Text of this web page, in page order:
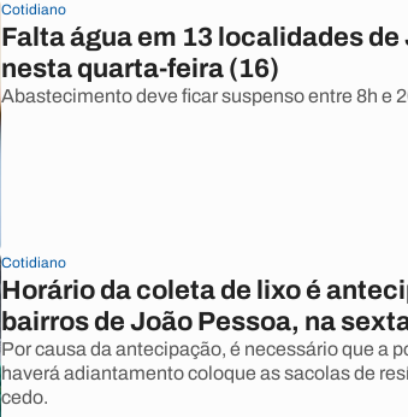
Cotidiano
Falta água em 13 localidades
nesta quarta-feira (16)
Abastecimento deve ficar suspenso entre 8h e
Cotidiano
Horário da coleta de lixo é
bairros de João Pessoa, na
Por causa da antecipação, é necessário que a
haverá adiantamento coloque as sacolas de
cedo.